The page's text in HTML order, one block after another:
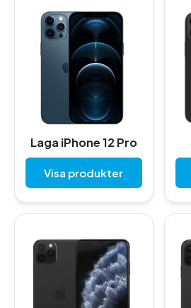
Laga iPhone 12 Pro
Visa produkter